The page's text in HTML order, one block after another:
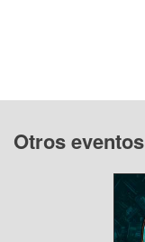
Otros eventos